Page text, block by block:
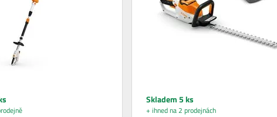
Skladem 5 ks
+ ihned na 2 prodejnách